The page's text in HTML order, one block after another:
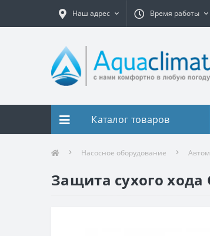
Наш адрес Время работы
Каталог товаров
Насосное оборудование
Защита сухого хода